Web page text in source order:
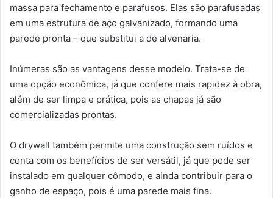
massa para fechamento e parafusos. Elas são parafusadas
em uma estrutura de aço galvanizado, formando uma
parede pronta – que substitui a de alvenaria.
Inúmeras são as vantagens desse modelo. Trata-se de
uma opção econômica, já que confere mais rapidez à obra,
além de ser limpa e prática, pois as chapas já são
comercializadas prontas.
O drywall também permite uma construção sem ruídos e
conta com os benefícios de ser versátil, já que pode ser
instalado em qualquer cômodo, e ainda contribuir para o
ganho de espaço, pois é uma parede mais fina.